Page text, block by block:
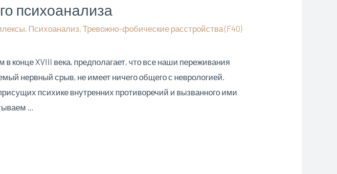
психоанализа
, Психоанализ,Тревожно-фобические расстройства (F40)
конце XVIII века, предполагает, что все наши переживания
нервный срыв, не имеет ничего общего с неврологией.
психике внутренних противоречий и вызванного ими
…